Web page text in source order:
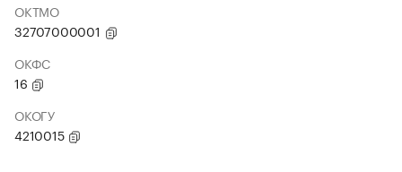
ОКТМО
32707000001
ОКФС
16
ОКОГУ
4210015